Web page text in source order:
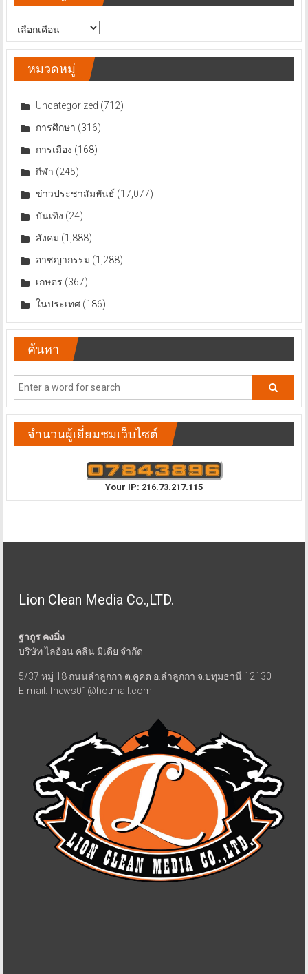
สารบัญ
ข่าว
หมวดหมู่
Uncategorized (712)
การศึกษา (316)
การเมือง (168)
กีฬา (245)
ข่าวประชาสัมพันธ์ (17,077)
บันเทิง (24)
สังคม (1,888)
อาชญากรรม (1,288)
เกษตร (367)
ในประเทศ(186)
ค้นหา
จำนวนผู้เยี่ยมชมเว็บไซต์
Your IP: 216.73.217.115
Lion Clean Media Co.,LTD.
ฐากูร คงมิ่ง
บริษัท ไลอ้อน คลีน มีเดีย จำกัด
5/37 หมู่ 18 ถนนลำลูกกา ต.คูคต อ.ลำลูกกา จ.ปทุมธานี 12130
E-mail: fnews01@hotmail.com